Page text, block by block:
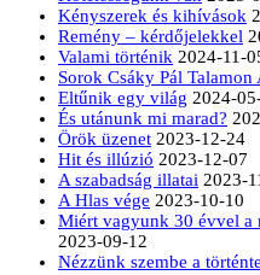
Kényszerek és kihívások
Remény – kérdőjelekkel
Valami történik 2024-11-
Sorok Csáky Pál
Eltűnik egy világ 2024-
És utánunk mi marad?
Örök üzenet 2023-12-24
Hit és illúzió 2023-12-07
A szabadság illatai 2023-
A Hlas vége 2023-10-10
Miért vagyunk 30 évvel a
2023-09-12
Nézzünk szembe a